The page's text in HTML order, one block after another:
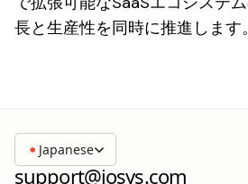
長と生産性を同時に推進します。
support@josys.com
Japanese